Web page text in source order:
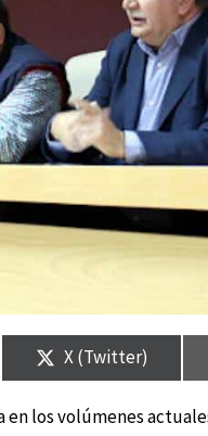
Compartir
en
X (Twitter)
los volúmenes
Compartir
en